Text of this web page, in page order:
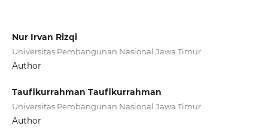
Nur Irvan Rizqi
Universitas Pembangunan Nasional Jawa Timur
Author
Taufikurrahman Taufikurrahman
Universitas Pembangunan Nasional Jawa Timur
Author